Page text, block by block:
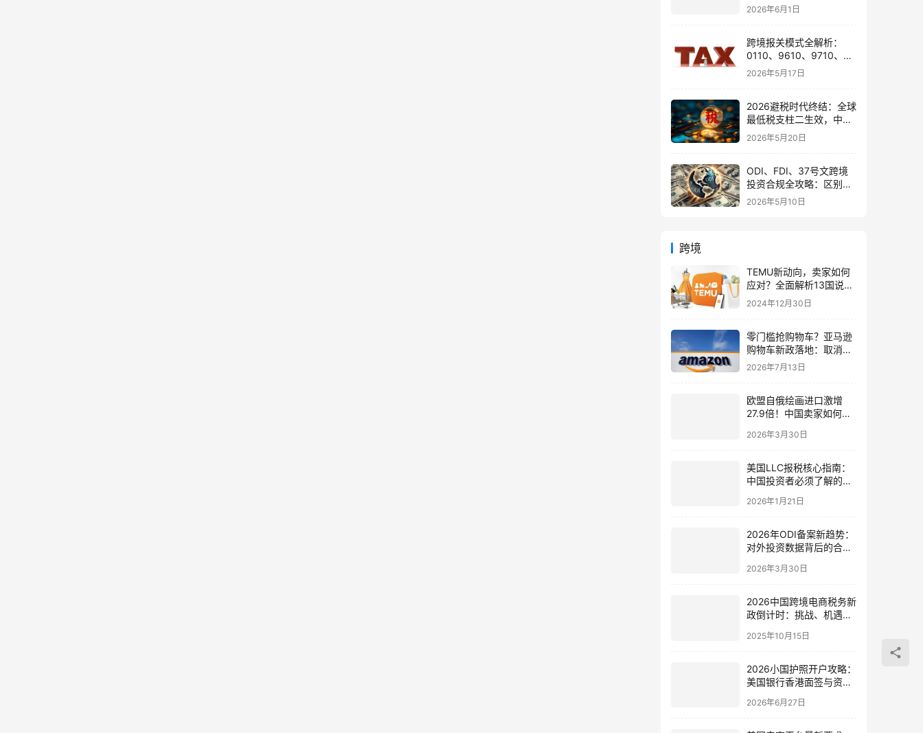
会有何影响
2026年6月1日
跨境报关模式全解析：
0110、9610、9710、
9810、1039、1210 的区
2026年5月17日
2026避税时代终结：全球
最低税支柱二生效，中国
企业家海外公司合规3大
2026年5月20日
ODI、FDI、37号文跨境
投资合规全攻略：区别、
备案流程与政策详解（附
2026年5月10日
跨境
TEMU新动向，卖家如何
应对？全面解析13国说明
书管控与美国站福利
2024年12月30日
零门槛抢购物车？亚马逊
购物车新政落地：取消资
格审核，7 月起全球逐步
2026年7月13日
欧盟自俄绘画进口激增
27.9倍！中国卖家如何借
2026年3月30日
美国LLC报税核心指南：
中国投资者必须了解的
规策略
2026年1月21日
2026年ODI备案新趋势：
对外投资数据背后的合规
南（附案例+避坑）
2026年3月30日
2026中国跨境电商税务新
政倒计时：挑战、机遇与
2025年10月15日
2026小国护照开户攻略：
美国银行香港面签与资金
2026年6月27日